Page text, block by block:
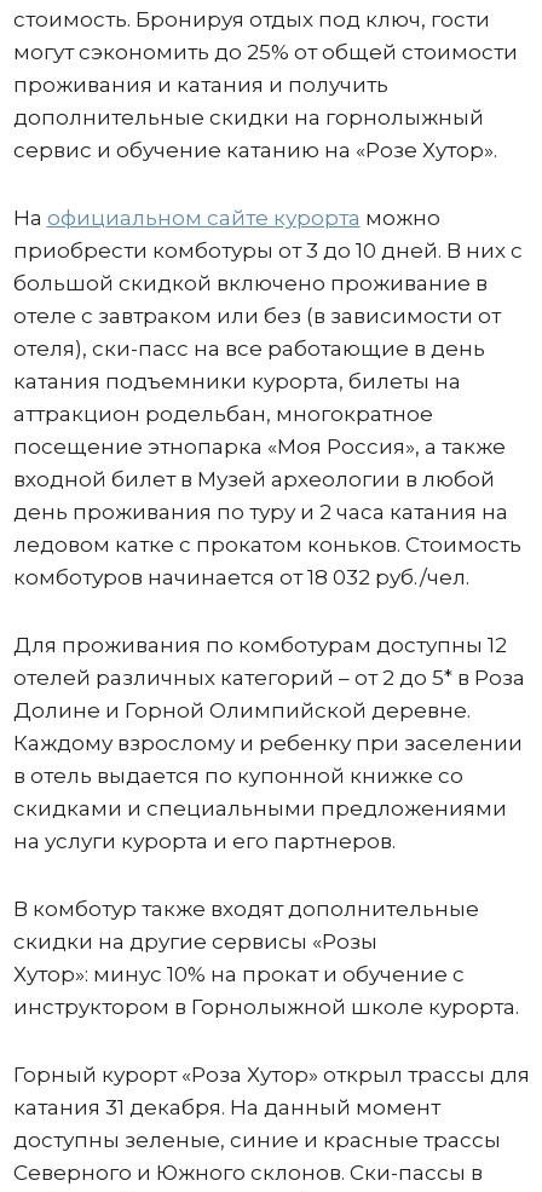
стоимость. Бронируя отдых под ключ, гости
могут сэкономить до 25% от общей стоимости
проживания и катания и получить
дополнительные скидки на горнолыжный
сервис и обучение катанию на «Розе Хутор».
На официальном сайте курорта можно
приобрести комботуры от 3 до 10 дней. В них с
большой скидкой включено проживание в
отеле с завтраком или без (в зависимости от
отеля), ски-пасс на все работающие в день
катания подъемники курорта, билеты на
аттракцион родельбан, многократное
посещение этнопарка «Моя Россия», а также
входной билет в Музей археологии в любой
день проживания по туру и 2 часа катания на
ледовом катке с прокатом коньков. Стоимость
комботуров начинается от 18 032 руб./чел.
Для проживания по комботурам доступны 12
отелей различных категорий – от 2 до 5* в Роза
Долине и Горной Олимпийской деревне.
Каждому взрослому и ребенку при заселении
в отель выдается по купонной книжке со
скидками и специальными предложениями
на услуги курорта и его партнеров.
В комботур также входят дополнительные
скидки на другие сервисы «Розы
Хутор»: минус 10% на прокат и обучение с
инструктором в Горнолыжной школе курорта.
Горный курорт «Роза Хутор» открыл трассы для
катания 31 декабря. На данный момент
доступны зеленые, синие и красные трассы
Северного и Южного склонов. Ски-пассы в